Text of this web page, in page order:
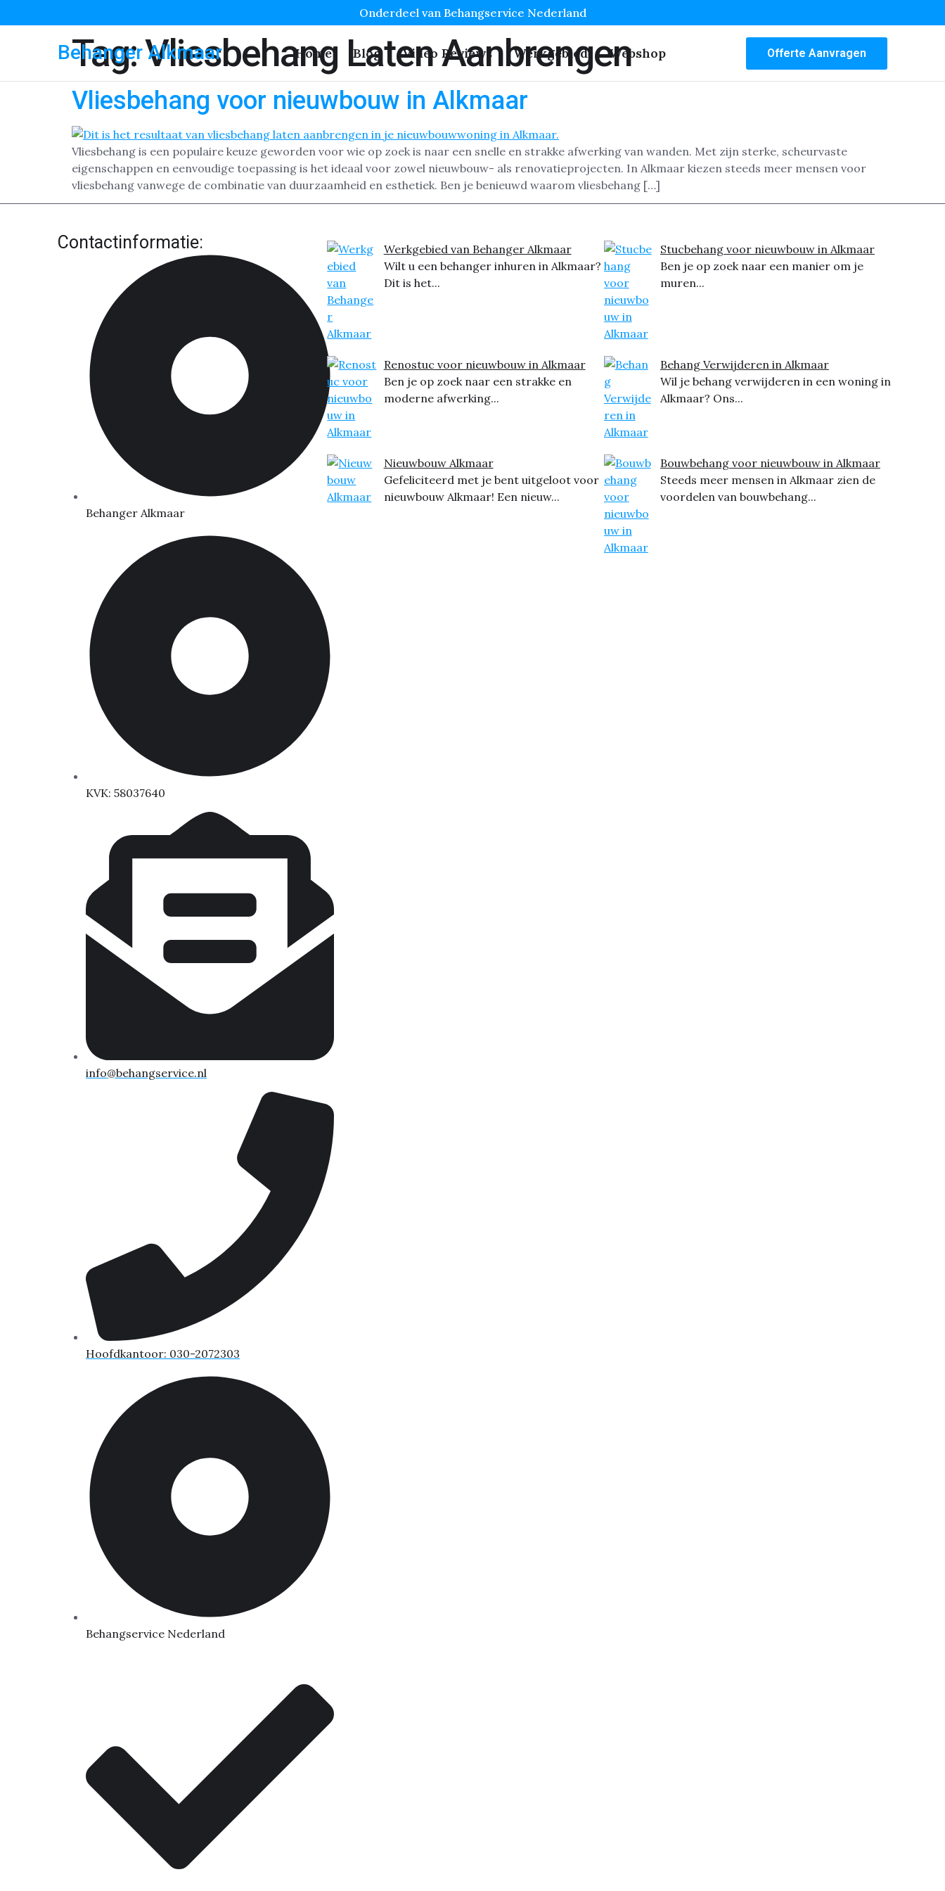
Onderdeel van Behangservice Nederland
Behanger Alkmaar Home Blog Video Reviews Werkgebied Webshop Offerte Aanvragen
Tag:Vliesbehang Laten Aanbrengen
Vliesbehang voor nieuwbouw in Alkmaar
Vliesbehang is een populaire keuze geworden voor wie op zoek is naar een snelle en strakke afwerking van wanden. Met zijn sterke, scheurvaste
eigenschappen en eenvoudige toepassing is het ideaal voor zowel nieuwbouw- als renovatieprojecten. In Alkmaar kiezen steeds meer mensen voor
vliesbehang vanwege de combinatie van duurzaamheid en esthetiek. Ben je benieuwd waarom vliesbehang […]
Contactinformatie:
Behanger Alkmaar
KVK: 58037640
info@behangservice.nl
Hoofdkantoor: 030-2072303
Behangservice Nederland
Werkgebied van Behanger Alkmaar
Wilt u een behanger inhuren in Alkmaar?
Dit is het...
Renostuc voor nieuwbouw in Alkmaar
Ben je op zoek naar een strakke en
moderne afwerking...
Nieuwbouw Alkmaar
Gefeliciteerd met je bent uitgeloot voor
nieuwbouw Alkmaar! Een nieuw...
Stucbehang voor nieuwbouw in Alkmaar
Ben je op zoek naar een manier om je
muren...
Behang Verwijderen in Alkmaar
Wil je behang verwijderen in een woning in
Alkmaar? Ons...
Bouwbehang voor nieuwbouw in Alkmaar
Steeds meer mensen in Alkmaar zien de
voordelen van bouwbehang...